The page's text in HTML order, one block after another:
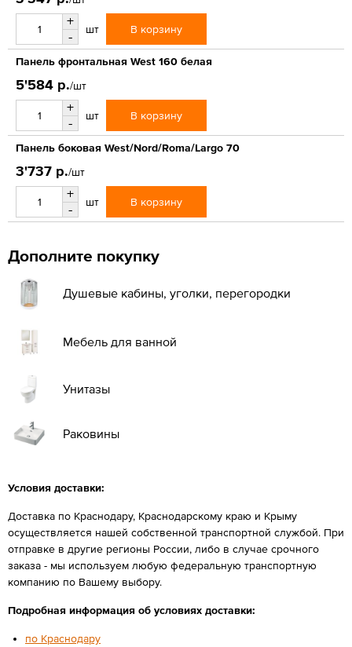
+
-
шт В корзину
Панель фронтальная West 160 белая
5'584 р./шт
+
-
шт В корзину
Панель боковая West/Nord/Roma/Largo 70
3'737 р./шт
+
-
шт В корзину
Дополните покупку
Душевые кабины, уголки, перегородки
Мебель для ванной
Унитазы
Раковины
Условия доставки:
Доставка по Краснодару, Краснодарскому краю и Крыму
осуществляется нашей собственной транспортной службой. При
отправке в другие регионы России, либо в случае срочного
заказа - мы используем любую федеральную транспортную
компанию по Вашему выбору.
Подробная информация об условиях доставки:
по Краснодару